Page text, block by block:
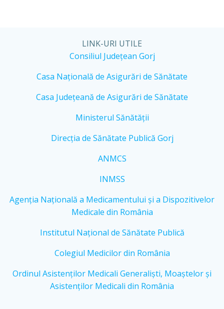
LINK-URI UTILE
Consiliul Județean Gorj
Casa Națională de Asigurări de Sănătate
Casa Județeană de Asigurări de Sănătate
Ministerul Sănătății
Direcția de Sănătate Publică Gorj
ANMCS
INMSS
Agenția Națională a Medicamentului și a Dispozitivelor
Medicale din România
Institutul Național de Sănătate Publică
Colegiul Medicilor din România
Ordinul Asistenților Medicali Generaliști, Moaștelor și
Asistenților Medicali din România